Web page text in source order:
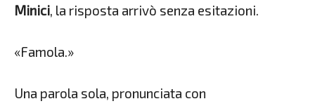
Minici, la risposta arrivò senza esitazioni.
«Famola.»
Una parola sola, pronunciata con